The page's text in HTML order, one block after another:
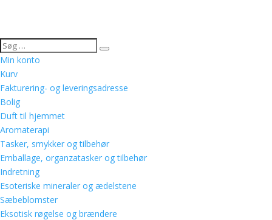
Min konto
Kurv
Fakturering- og leveringsadresse
Bolig
Duft til hjemmet
Aromaterapi
Tasker, smykker og tilbehør
Emballage, organzatasker og tilbehør
Indretning
Esoteriske mineraler og ædelstene
Sæbeblomster
Eksotisk røgelse og brændere